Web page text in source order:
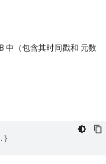
中（包含其时间戳和 元数